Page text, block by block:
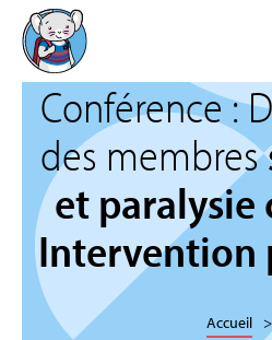
Conférence :
des membres
et paralysie
Intervention
Accueil